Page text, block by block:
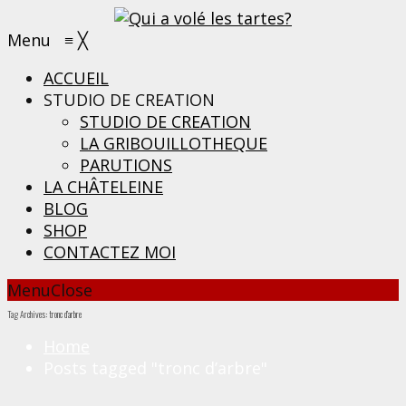
Menu ≡ ╳
ACCUEIL
STUDIO DE CREATION
STUDIO DE CREATION
LA GRIBOUILLOTHEQUE
PARUTIONS
LA CHÂTELEINE
BLOG
SHOP
CONTACTEZ MOI
MenuClose
Tag Archives: tronc d’arbre